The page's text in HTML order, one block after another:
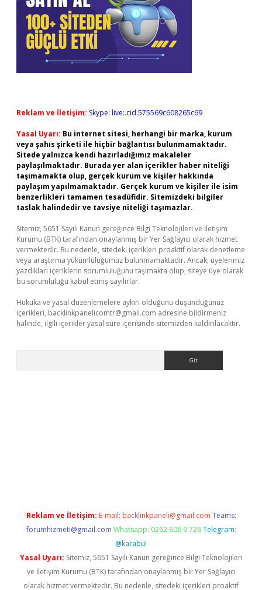
Reklam ve İletişim: Skype: live:.cid.575569c608265c69
Yasal Uyarı: Bu internet sitesi, herhangi bir marka, kurum
veya şahıs şirketi ile hiçbir bağlantısı bulunmamaktadır.
Sitede yalnızca kendi hazırladığımız makaleler
paylaşılmaktadır. Burada yer alan içerikler haber niteliği
taşımamakta olup, gerçek kurum ve kişiler hakkında
paylaşım yapılmamaktadır. Gerçek kurum ve kişiler ile isim
benzerlikleri tamamen tesadüfidir. Sitemizdeki bilgiler
taslak halindedir ve tavsiye niteliği taşımazlar.
Sitemiz, 5651 Sayılı Kanun gereğince Bilgi Teknolojileri ve İletişim
Kurumu (BTK) tarafından onaylanmış bir Yer Sağlayıcı olarak hizmet
vermektedir. Bu nedenle, sitedeki içerikleri proaktif olarak denetleme
veya araştırma yükümlülüğümüz bulunmamaktadır. Ancak, üyelerimiz
yazdıkları içeriklerin sorumluluğunu taşımakta olup, siteye üye olarak
bu sorumluluğu kabul etmiş sayılırlar.
Hukuka ve yasal düzenlemelere aykırı olduğunu düşündüğünüz
içerikleri, backlinkpanelicomtr@gmail.com adresine bildirmeniz
halinde, ilgili içerikler yasal süre içerisinde sitemizden kaldırılacaktır.
Reklam ve İletişim: E-mail: backlinkpaneli@gmail.com Teams:
forumhizmeti@gmail.com Whatsapp: 0262 606 0 726 Telegram:
@karabul
Yasal Uyarı: Sitemiz, 5651 Sayılı Kanun gereğince Bilgi Teknolojileri
ve İletişim Kurumu (BTK) tarafından onaylanmış bir Yer Sağlayıcı
olarak hizmet vermektedir. Bu nedenle, sitedeki içerikleri proaktif